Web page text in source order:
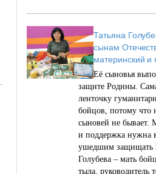
Татьяна
сынам
материнский и
Её сыновья
защите Родины.
ленточку
бойцов, потому что
сыновей не бывает.
и поддержка нужна
ушедшим защищать
Голубева – мать
тыла, руководитель